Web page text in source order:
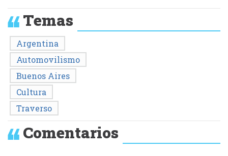
Temas
Argentina
Automovilismo
Buenos Aires
Cultura
Traverso
Comentarios